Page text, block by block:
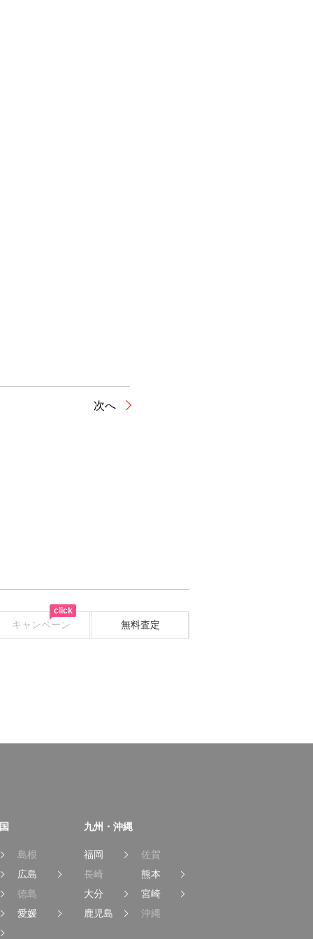
次へ
キャンペーン 無料査定
click
島根
広島
徳島
愛媛
九州・沖縄
福岡
佐賀
長崎
熊本
大分
宮崎
鹿児島
沖縄